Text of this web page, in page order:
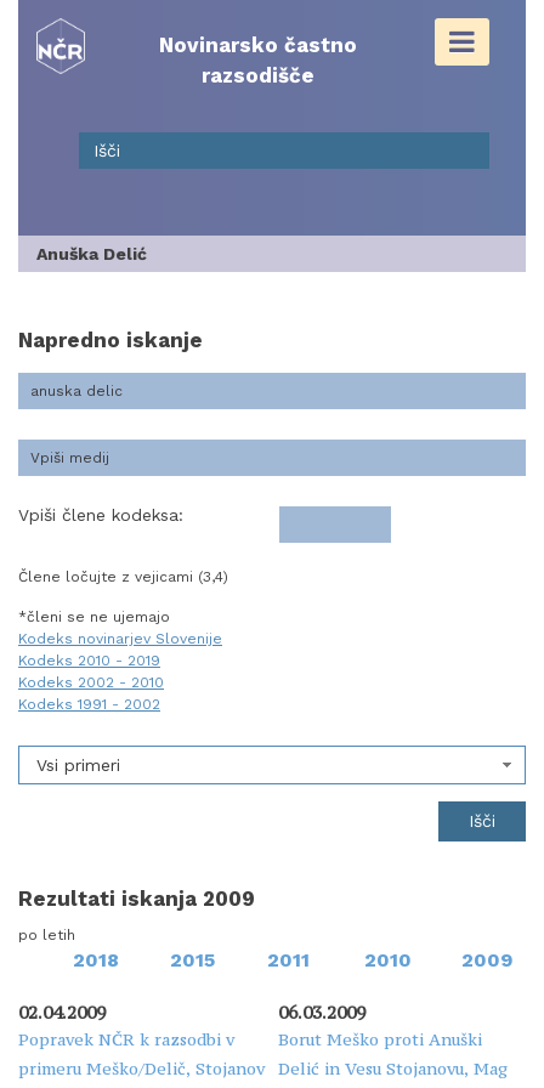
content
Novinarsko častno
razsodišče
Anuška Delić
Napredno iskanje
Vpiši člene kodeksa:
Člene ločujte z vejicami (3,4)
*členi se ne ujemajo
Kodeks novinarjev Slovenije
Kodeks 2010 - 2019
Kodeks 2002 - 2010
Kodeks 1991 - 2002
Vsi primeri
Rezultati iskanja 2009
po letih
2018 2015 2011 2010 2009
02.04.2009
Popravek NČR k razsodbi v
primeru Meško/Delič, Stojanov
06.03.2009
Borut Meško proti Anuški
Delić in Vesu Stojanovu, Mag